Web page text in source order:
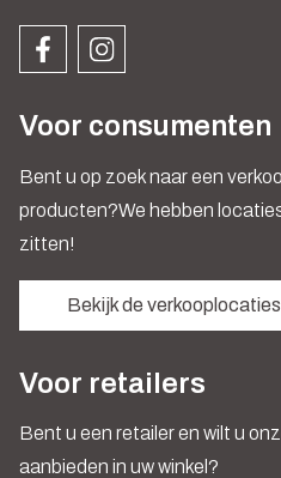
Voor consumenten
Bent u op zoek naar een
producten?We hebben
zitten!
Bekijk de verkooplocaties
Voor retailers
Bent u een retailer en wilt u
aanbieden in uw winkel?